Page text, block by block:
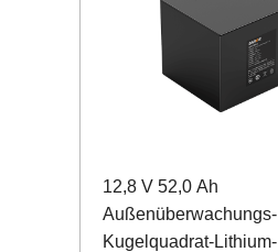
12,8 V 52,0 Ah
Außenüberwachungs-
Kugelquadrat-Lithium-